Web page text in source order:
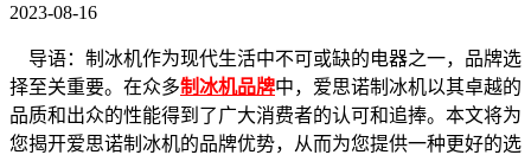
2023-08-16
导语：制冰机作为现代生活中不可或缺的电器之一，品牌选
择至关重要。在众多制冰机品牌中，爱思诺制冰机以其卓越的
品质和出众的性能得到了广大消费者的认可和追捧。本文将为
您揭开爱思诺制冰机的品牌优势，从而为您提供一种更好的选